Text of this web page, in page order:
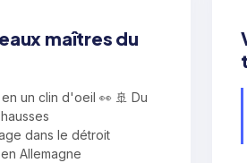
maîtres du
un clin d'oeil 👀 🚢 Du
dans le détroit
Allemagne